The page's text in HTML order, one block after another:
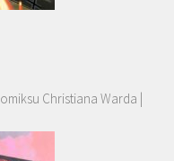
Christiana Warda |